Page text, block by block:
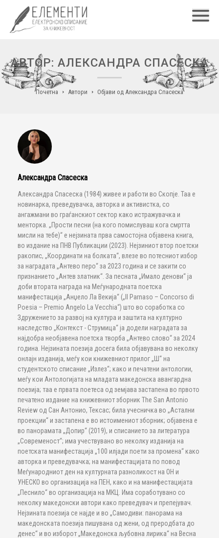
АВТОР: АЛЕКСАНДРА СПАСЕСКА
Почетна Автори Објави од Александра Спасеска
Александра Спасеска
Александра Спасеска (1984) живее и работи во Скопје. Таа е
новинарка, преведувачка, авторка и активистка, со
ангажмани во граѓанскиот сектор како истражувачка и
менторка. „Прости песни (на кого помислуваш кога смртта
мисли на тебе)“ е нејзината прва самостојна објавена книга,
во издание на ПНВ Публикации (2023). Нејзиниот втор поетски
ракопис, „Координати на болката“, влезе во потесниот избор
за наградата „Антево перо“ за 2023 година и се закити со
признанието „Антев златник“. За песната „Имало денови“ ја
доби втората награда на Меѓународната поетска
манифестација „Анџело Ла Векија“ („Il Parnaso – Concorso di
Poesia – Premio Angelo La Vecchia“) што во соработка со
Здружението за развој на култура и заштита на културно
наследство „Контекст - Струмица“ ја додели наградата за
најдобра необјавена поетска творба „Антево слово“ за 2024
година. Нејзината поезија досега била објавувана во неколку
онлајн изданија, меѓу кои книжевниот прилог „Ш“ на
студентското списание „Излез“; како и печатени антологии,
меѓу кои Антологијата на младата македонска авангардна
поезија; таа е првата поетеса од земјава застапена во првото
печатено издание на книжевниот зборник The San Antonio
Review од Сан Антонио, Тексас; била учесничка во „Астални
проекции“ и застапена е во истоимениот зборник; објавена е
во панорамата „Допир“ (2019), и списанието за литература
„Современост“; има учествувано во неколку изданија на
поетската манифестација „100 илјади поети за промена“ како
авторка и преведувачка; на манифестацијата по повод
Меѓународниот ден на културната разноликост на ОН и
УНЕСКО во организација на ПЕН, како и на манифестацијата
„Песнило“ во организација на МКЦ. Има соработувано со
неколку македонски автори како преведувач и препејувач.
Нејзината поезија се најде и во „Самодиви: панорама на
македонската поезија пишувана од жени, од преродбата до
денес“ и во изборот „Македонска љубовна лирика“ на Весна